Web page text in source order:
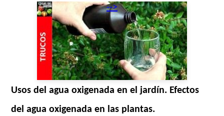
-->
Usos del agua oxigenada en el jardín. Efectos
del agua oxigenada en las plantas.